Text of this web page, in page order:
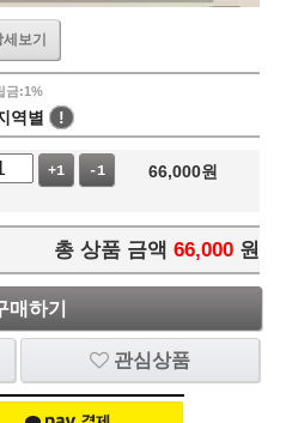
보기
금:1%
역별 !
+1 -1 66,000원
총 상품 금액 66,000 원
매하기
관심상품